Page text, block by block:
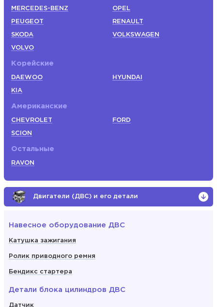
MERCEDES-BENZ OPEL
PEUGEOT RENAULT
SKODA VOLKSWAGEN
VOLVO
Корейские
DAEWOO HYUNDAI
KIA
Американские
CHEVROLET FORD
SCION
Остальные
RAVON
Двигатели (ДВС) и его детали
Навесное оборудование ДВС
Катушка зажигания
Ролик приводного ремня
Бендикс стартера
Детали блока цилиндров ДВС
Датчик